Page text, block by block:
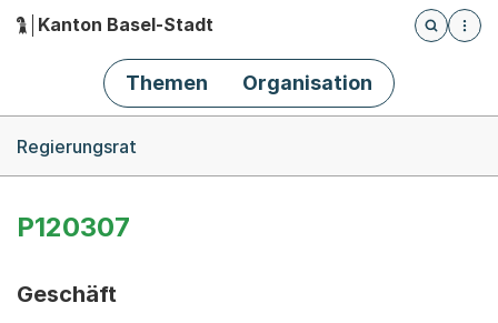
Hauptnavigation
Kanton Basel-Stadt
Öffnet
Themen Organisation
Regierungsrat
P120307
Geschäft